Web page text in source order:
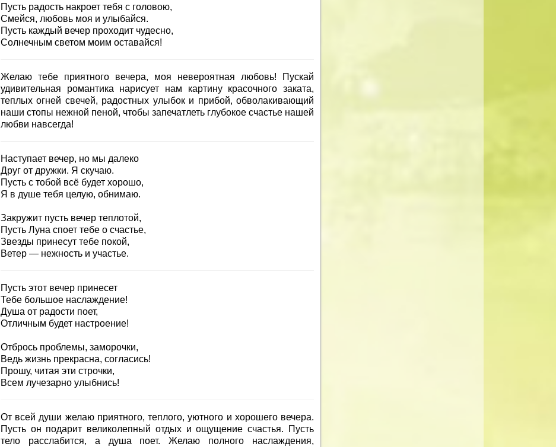
Пусть радость накроет тебя с головою,
Смейся, любовь моя и улыбайся.
Пусть каждый вечер проходит чудесно,
Солнечным светом моим оставайся!
Желаю тебе приятного вечера, моя невероятная любовь! Пускай
удивительная романтика нарисует нам картину красочного заката,
теплых огней свечей, радостных улыбок и прибой, обволакивающий
наши стопы нежной пеной, чтобы запечатлеть глубокое счастье нашей
любви навсегда!
Наступает вечер, но мы далеко
Друг от дружки. Я скучаю.
Пусть с тобой всё будет хорошо,
Я в душе тебя целую, обнимаю.
Закружит пусть вечер теплотой,
Пусть Луна споет тебе о счастье,
Звезды принесут тебе покой,
Ветер — нежность и участье.
Пусть этот вечер принесет
Тебе большое наслаждение!
Душа от радости поет,
Отличным будет настроение!
Отбрось проблемы, заморочки,
Ведь жизнь прекрасна, согласись!
Прошу, читая эти строчки,
Всем лучезарно улыбнись!
От всей души желаю приятного, теплого, уютного и хорошего вечера.
Пусть он подарит великолепный отдых и ощущение счастья. Пусть
тело расслабится, а душа поет. Желаю полного наслаждения,